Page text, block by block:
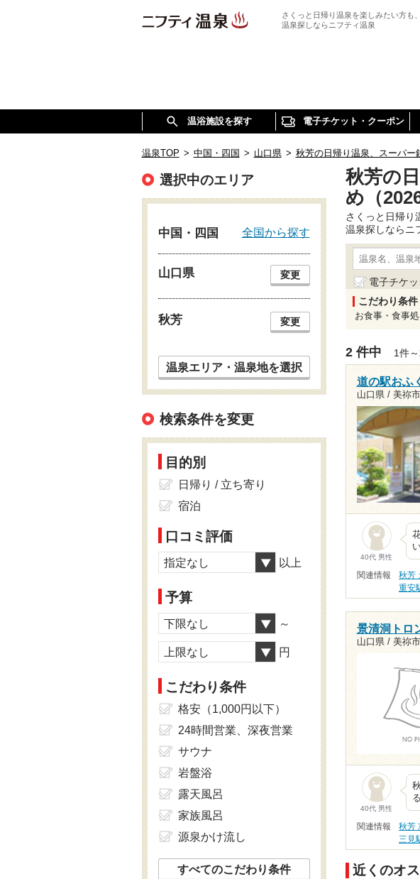
さくっと日帰り温泉を楽しみたい方も
温泉探しならニフティ温泉
温浴施設を探す 電子チケット・クーポン
温泉TOP > 中国・四国 > 山口県 > 秋芳の日帰り温泉、スーパー
秋芳の
め（
さくっと日帰り
温泉探しならニ
電子チケッ
こだわり条件
お食事・食事処
2 件中 1件
道の駅おふ
山口県 / 美祢
40代 男性
関連情報 秋芳
重安
景清洞トロ
山口県 / 美祢
40代 男性
関連情報 秋芳
三見
近くのオ
選択中のエリア
中国・四国 全国から探す
山口県 変更
秋芳 変更
温泉エリア・温泉地を選択
検索条件を変更
目的別
日帰り / 立ち寄り
宿泊
口コミ評価
指定なし 以上
予算
下限なし ～
上限なし 円
こだわり条件
格安（1,000円以下）
24時間営業、深夜営業
サウナ
岩盤浴
露天風呂
家族風呂
源泉かけ流し
すべてのこだわり条件